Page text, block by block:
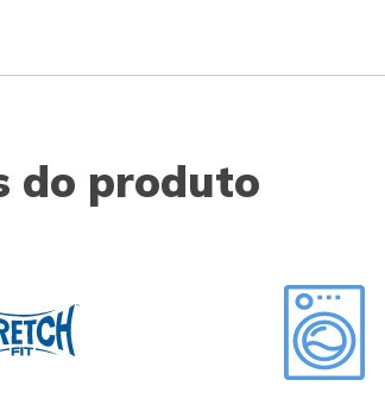
do produto